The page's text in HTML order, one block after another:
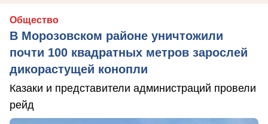
Общество
В Морозовском районе уничтожили
почти 100 квадратных метров зарослей
дикорастущей конопли
Казаки и представители администраций провели
рейд